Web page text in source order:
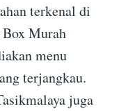
terkenal di
Murah
menu
terjangkau.
juga